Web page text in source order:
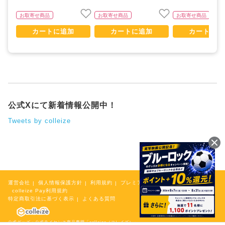
お取寄せ商品
カートに追加
お取寄せ商品
カートに追加
お取寄せ商品
カートに
公式Xにて新着情報公開中！
Tweets by colleize
運営会社 個人情報保護方針 利用規約
プレミアム会員規約
colleize Pay利用規約
特定商取引法に基づく表示
よくある質問
公式グッズ・公式ライセンス商品専門「colleize（コレイズ）」